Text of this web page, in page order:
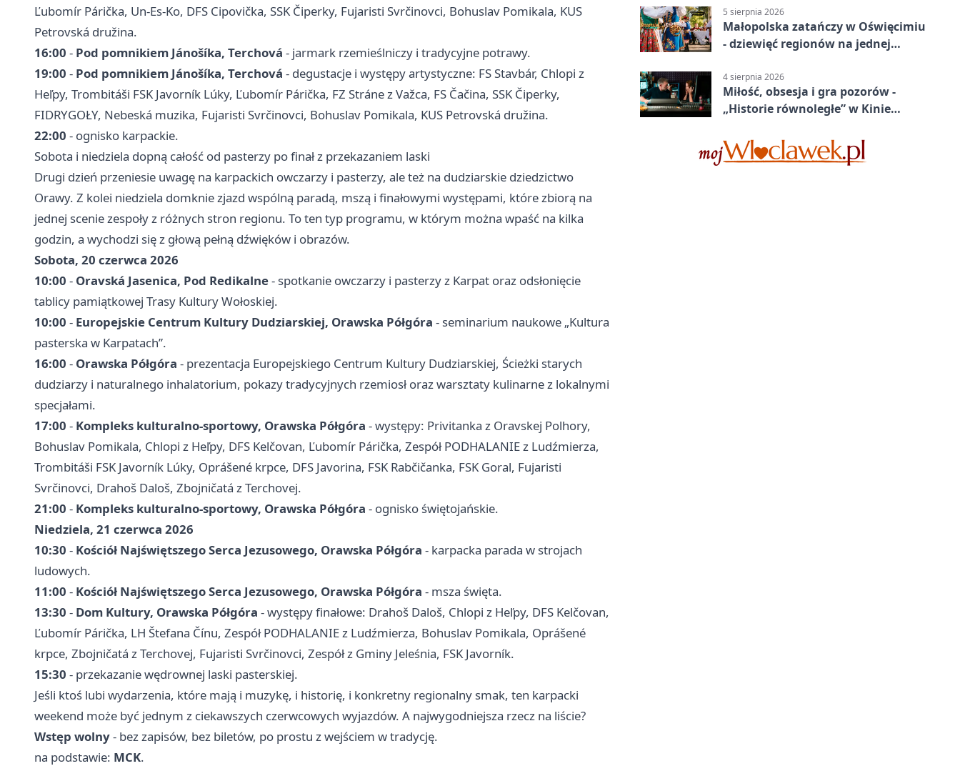
Ľubomír Párička, Un-Es-Ko, DFS Cipovička, SSK Čiperky, Fujaristi Svrčinovci, Bohuslav Pomikala, KUS
Petrovská družina.
16:00 - Pod pomnikiem Jánošíka, Terchová - jarmark rzemieślniczy i tradycyjne potrawy.
19:00 - Pod pomnikiem Jánošíka, Terchová - degustacje i występy artystyczne: FS Stavbár, Chlopi z
Heľpy, Trombitáši FSK Javorník Lúky, Ľubomír Párička, FZ Stráne z Važca, FS Čačina, SSK Čiperky,
FIDRYGOŁY, Nebeská muzika, Fujaristi Svrčinovci, Bohuslav Pomikala, KUS Petrovská družina.
22:00 - ognisko karpackie.
Sobota i niedziela dopną całość od pasterzy po finał z przekazaniem laski
Drugi dzień przeniesie uwagę na karpackich owczarzy i pasterzy, ale też na dudziarskie dziedzictwo
Orawy. Z kolei niedziela domknie zjazd wspólną paradą, mszą i finałowymi występami, które zbiorą na
jednej scenie zespoły z różnych stron regionu. To ten typ programu, w którym można wpaść na kilka
godzin, a wychodzi się z głową pełną dźwięków i obrazów.
Sobota, 20 czerwca 2026
10:00 - Oravská Jasenica, Pod Redikalne- spotkanie owczarzy i pasterzy z Karpat oraz odsłonięcie
tablicy pamiątkowej Trasy Kultury Wołoskiej.
10:00 - Europejskie Centrum Kultury Dudziarskiej, Orawska Półgóra - seminarium naukowe „Kultura
pasterska w Karpatach”.
16:00 - Orawska Półgóra - prezentacja Europejskiego Centrum Kultury Dudziarskiej, Ścieżki starych
dudziarzy i naturalnego inhalatorium, pokazy tradycyjnych rzemiosł oraz warsztaty kulinarne z lokalnymi
specjałami.
17:00 - Kompleks kulturalno-sportowy, Orawska Półgóra - występy: Privitanka z Oravskej Polhory,
Bohuslav Pomikala, Chlopi z Heľpy, DFS Kelčovan, Ľubomír Párička, Zespół PODHALANIE z Ludźmierza,
Trombitáši FSK Javorník Lúky, Oprášené krpce, DFS Javorina, FSK Rabčičanka, FSK Goral, Fujaristi
Svrčinovci, Drahoš Daloš, Zbojničatá z Terchovej.
21:00 - Kompleks kulturalno-sportowy, Orawska Półgóra - ognisko świętojańskie.
Niedziela, 21 czerwca 2026
10:30 - Kościół Najświętszego Serca Jezusowego, Orawska Półgóra - karpacka parada w strojach
ludowych.
11:00 - Kościół Najświętszego Serca Jezusowego, Orawska Półgóra - msza święta.
13:30 - Dom Kultury, Orawska Półgóra - występy finałowe: Drahoš Daloš, Chlopi z Heľpy, DFS Kelčovan,
Ľubomír Párička, LH Štefana Čínu, Zespół PODHALANIE z Ludźmierza, Bohuslav Pomikala, Oprášené
krpce, Zbojničatá z Terchovej, Fujaristi Svrčinovci, Zespół z Gminy Jeleśnia, FSK Javorník.
15:30 - przekazanie wędrownej laski pasterskiej.
Jeśli ktoś lubi wydarzenia, które mają i muzykę, i historię, i konkretny regionalny smak, ten karpacki
weekend może być jednym z ciekawszych czerwcowych wyjazdów. A najwygodniejsza rzecz na liście?
Wstęp wolny- bez zapisów, bez biletów, po prostu z wejściem w tradycję.
na podstawie: MCK.
5 sierpnia 2026
Małopolska zatańczy w Oświęcimiu
- dziewięć regionów na jednej
4 sierpnia 2026
Miłość, obsesja i gra pozorów -
„Historie równoległe” w Kinie